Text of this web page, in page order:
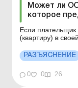
Может ли
которое
Если
(квартиру) в
такого ОС в
начисляет
соответствии с п.
льготы ...
РАЗЪЯСНЕНИЕ
0 0 26